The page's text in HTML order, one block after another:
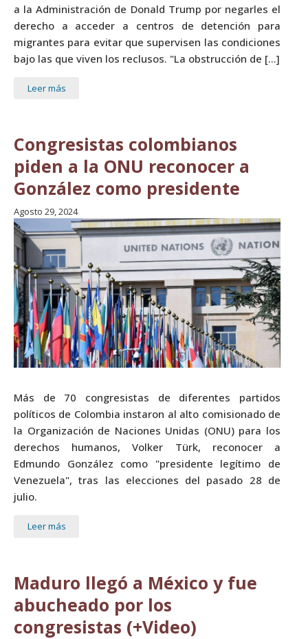
a la Administración de Donald Trump por negarles el
derecho a acceder a centros de detención para
migrantes para evitar que supervisen las condiciones
bajo las que viven los reclusos. "La obstrucción de […]
Leer más
Congresistas colombianos
piden a la ONU reconocer a
González como presidente
Agosto 29, 2024
Más de 70 congresistas de diferentes partidos
políticos de Colombia instaron al alto comisionado de
la Organización de Naciones Unidas (ONU) para los
derechos humanos, Volker Türk, reconocer a
Edmundo González como "presidente legítimo de
Venezuela", tras las elecciones del pasado 28 de
julio.
Leer más
Maduro llegó a México y fue
abucheado por los
congresistas (+Video)